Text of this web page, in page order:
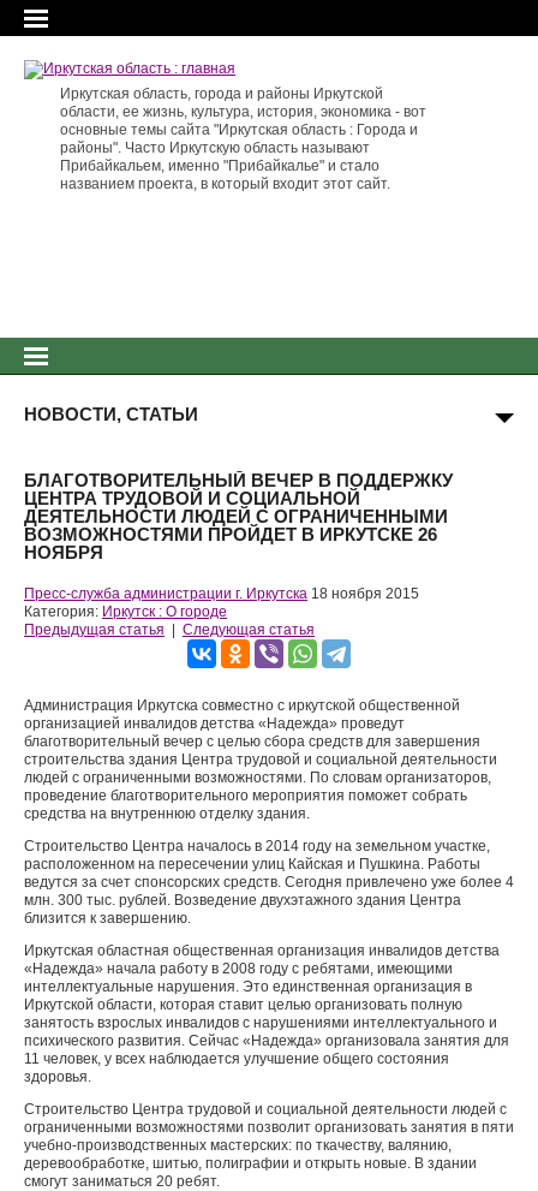
Иркутская область, города и районы Иркутской
области, ее жизнь, культура, история, экономика - вот
основные темы сайта "Иркутская область : Города и
районы". Часто Иркутскую область называют
Прибайкальем, именно "Прибайкалье" и стало
названием проекта, в который входит этот сайт.
НОВОСТИ, СТАТЬИ
БЛАГОТВОРИТЕЛЬНЫЙ ВЕЧЕР В ПОДДЕРЖКУ
ЦЕНТРА ТРУДОВОЙ И СОЦИАЛЬНОЙ
ДЕЯТЕЛЬНОСТИ ЛЮДЕЙ С ОГРАНИЧЕННЫМИ
ВОЗМОЖНОСТЯМИ ПРОЙДЕТ В ИРКУТСКЕ 26
НОЯБРЯ
Пресс-служба администрации г. Иркутска 18 ноября 2015
Категория: Иркутск : О городе
Предыдущая статья
Следующая статья
Администрация Иркутска совместно с иркутской общественной
организацией инвалидов детства «Надежда» проведут
благотворительный вечер с целью сбора средств для завершения
строительства здания Центра трудовой и социальной деятельности
людей с ограниченными возможностями. По словам организаторов,
проведение благотворительного мероприятия поможет собрать
средства на внутреннюю отделку здания.
Строительство Центра началось в 2014 году на земельном участке,
расположенном на пересечении улиц Кайская и Пушкина. Работы
ведутся за счет спонсорских средств. Сегодня привлечено уже более 4
млн. 300 тыс. рублей. Возведение двухэтажного здания Центра
близится к завершению.
Иркутская областная общественная организация инвалидов детства
«Надежда» начала работу в 2008 году с ребятами, имеющими
интеллектуальные нарушения. Это единственная организация в
Иркутской области, которая ставит целью организовать полную
занятость взрослых инвалидов с нарушениями интеллектуального и
психического развития. Сейчас «Надежда» организовала занятия для
11 человек, у всех наблюдается улучшение общего состояния
здоровья.
Строительство Центра трудовой и социальной деятельности людей с
ограниченными возможностями позволит организовать занятия в пяти
учебно-производственных мастерских: по ткачеству, валянию,
деревообработке, шитью, полиграфии и открыть новые. В здании
смогут заниматься 20 ребят.